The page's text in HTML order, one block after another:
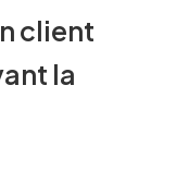
client
la